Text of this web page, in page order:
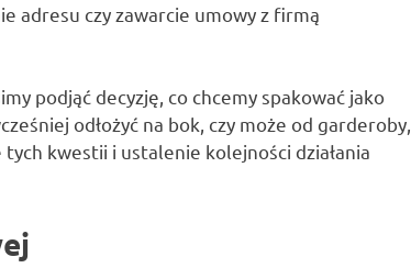
adresu czy zawarcie umowy z firmą
podjąć decyzję, co chcemy spakować jako
odłożyć na bok, czy może od garderoby,
kwestii i ustalenie kolejności działania